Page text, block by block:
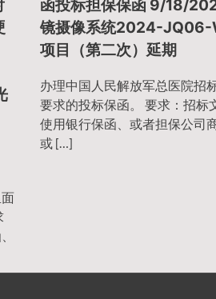
函投标担保保函 9/18/
镜摄像系统2024-JQ06-
项目（第二次）延期
办理中国人民解放军总医院招
要求的投标保函。 要求：招标
使用银行保函、或者担保公司
或 […]